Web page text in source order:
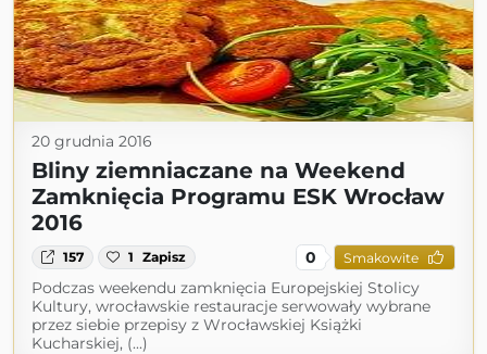
20 grudnia 2016
Bliny ziemniaczane na Weekend
Zamknięcia Programu ESK Wrocław
2016
157 1 Zapisz 0 Smakowite
Podczas weekendu zamknięcia Europejskiej Stolicy
Kultury, wrocławskie restauracje serwowały wybrane
przez siebie przepisy z Wrocławskiej Książki
Kucharskiej, (...)